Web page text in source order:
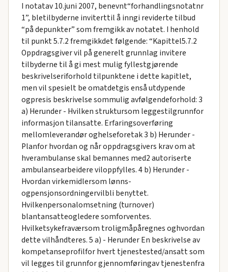
I notatav 10.juni 2007, benevnt“forhandlingsnotatnr
1”, bletilbyderne inviterttil å inngi reviderte tilbud
“på depunkter” som fremgikk av notatet. I henhold
til punkt 5.7.2 fremgikkdet følgende: “Kapittel5.7.2
Oppdragsgiver vil på generelt grunnlag invitere
tilbyderne til å gi mest mulig fyllestgjørende
beskrivelseriforhold tilpunktene i dette kapitlet,
men vil spesielt be omatdetgis enså utdypende
ogpresis beskrivelse sommulig avfølgendeforhold: 3
a) Herunder - Hvilken struktursom leggestilgrunnfor
informasjon tilansatte. Erfaringsoverføring
mellomleverandør oghelseforetak 3 b) Herunder -
Planfor hvordan og når oppdragsgivers krav om at
hverambulanse skal bemannes med2 autoriserte
ambulansearbeidere viloppfylles. 4 b) Herunder -
Hvordan virkemidlersom lønns-
ogpensjonsordningervilbli benyttet.
Hvilkenpersonalomsetning (turnover)
blantansatteogledere somforventes.
Hvilketsykefraværsom troligmåpåregnes oghvordan
dette vilhåndteres. 5 a) - Herunder En beskrivelse av
kompetanseprofilfor hvert tjenestested/ansatt som
vil legges til grunnfor gjennomføringav tjenestenfra